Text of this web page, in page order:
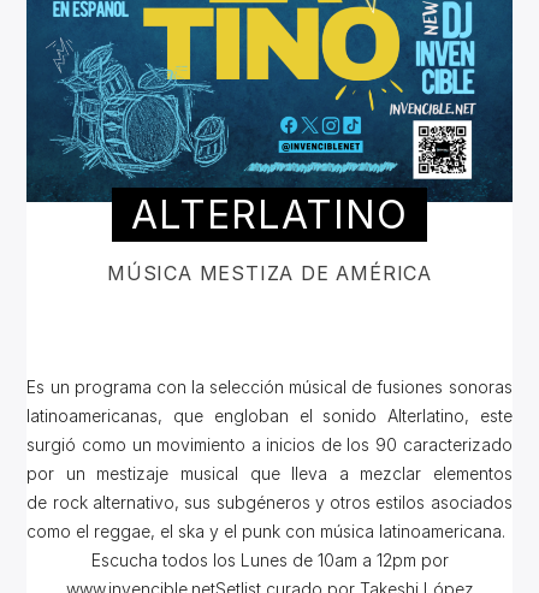
ALTERLATINO
MÚSICA MESTIZA DE AMÉRICA
Es un programa con la selección músical de fusiones sonoras
latinoamericanas, que engloban el sonido Alterlatino, este
surgió como un movimiento a inicios de los 90 caracterizado
por un mestizaje musical que lleva a mezclar elementos
de rock alternativo, sus subgéneros y otros estilos asociados
como el reggae, el ska y el punk con música latinoamericana.
Escucha todos los Lunes de 10am a 12pm por
www.invencible.netSetlist curado por Takeshi López